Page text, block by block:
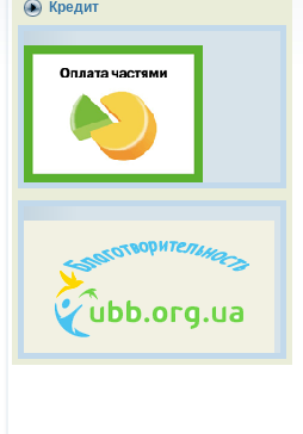
Кредит